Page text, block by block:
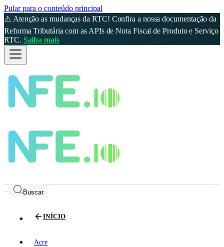
Pular para o conteúdo principal
⚠️ Atenção as mudanças da RTC! Confira a nossa documentação da
Reforma Tributária com as APIs de Nota Fiscal de Produto e Serviço
RTC. Saiba mais
Buscar
INÍCIO
Acre